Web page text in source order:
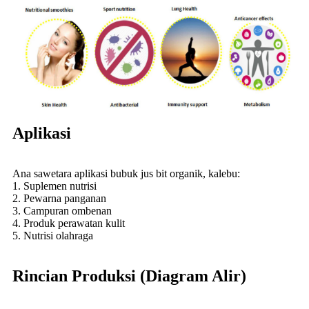
Aplikasi
Ana sawetara aplikasi bubuk jus bit organik, kalebu:
1. Suplemen nutrisi
2. Pewarna panganan
3. Campuran ombenan
4. Produk perawatan kulit
5. Nutrisi olahraga
Rincian Produksi (Diagram Alir)